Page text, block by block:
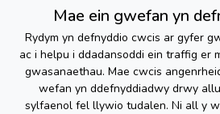
Mae ein gwefan yn
Rydym yn defnyddio cwcis ar gyfer
ac i helpu i ddadansoddi ein traffig er
gwasanaethau. Mae cwcis
wefan yn ddefnyddiadwy drwy
sylfaenol fel llywio tudalen. Ni all y